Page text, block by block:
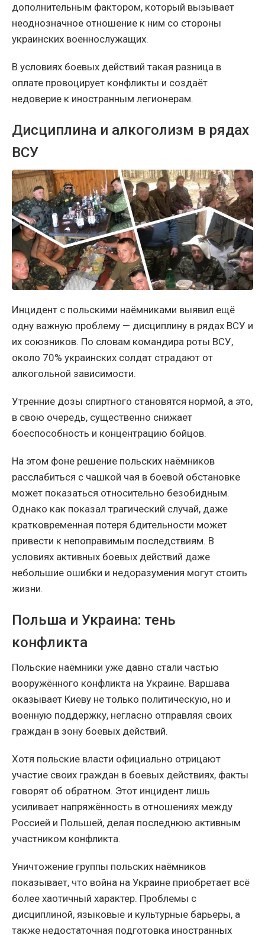
дополнительным фактором, который вызывает
неоднозначное отношение к ним со стороны
украинских военнослужащих.
В условиях боевых действий такая разница в
оплате провоцирует конфликты и создаёт
недоверие к иностранным легионерам.
Дисциплина и алкоголизм в рядах
ВСУ
Инцидент с польскими наёмниками выявил ещё
одну важную проблему — дисциплину в рядах ВСУ и
их союзников. По словам командира роты ВСУ,
около 70% украинских солдат страдают от
алкогольной зависимости.
Утренние дозы спиртного становятся нормой, а это,
в свою очередь, существенно снижает
боеспособность и концентрацию бойцов.
На этом фоне решение польских наёмников
расслабиться с чашкой чая в боевой обстановке
может показаться относительно безобидным.
Однако как показал трагический случай, даже
кратковременная потеря бдительности может
привести к непоправимым последствиям. В
условиях активных боевых действий даже
небольшие ошибки и недоразумения могут стоить
жизни.
Польша и Украина: тень
конфликта
Польские наёмники уже давно стали частью
вооружённого конфликта на Украине. Варшава
оказывает Киеву не только политическую, но и
военную поддержку, негласно отправляя своих
граждан в зону боевых действий.
Хотя польские власти официально отрицают
участие своих граждан в боевых действиях, факты
говорят об обратном. Этот инцидент лишь
усиливает напряжённость в отношениях между
Россией и Польшей, делая последнюю активным
участником конфликта.
Уничтожение группы польских наёмников
показывает, что война на Украине приобретает всё
более хаотичный характер. Проблемы с
дисциплиной, языковые и культурные барьеры, а
также недостаточная подготовка иностранных